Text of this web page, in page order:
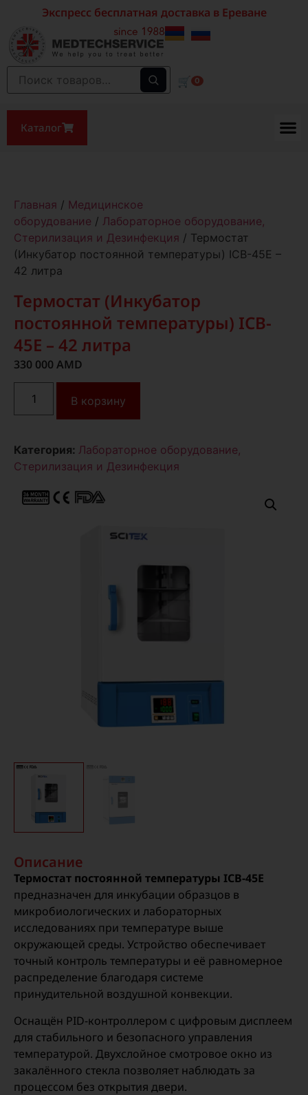
Экспресс бесплатная доставка в Ереване
🛒 0
Каталог
Главная / Медицинское
оборудование / Лабораторное оборудование,
Стерилизация и Дезинфекция / Термостат
(Инкубатор постоянной температуры) ICB-45E –
42 литра
Термостат (Инкубатор
постоянной температуры) ICB-
45E – 42 литра
330 000 AMD
В корзину
Категория: Лабораторное оборудование,
Стерилизация и Дезинфекция
Описание
Термостат постоянной температуры ICB-45E
предназначен для инкубации образцов в
микробиологических и лабораторных
исследованиях при температуре выше
окружающей среды. Устройство обеспечивает
точный контроль температуры и её равномерное
распределение благодаря системе
принудительной воздушной конвекции.
Оснащён PID-контроллером с цифровым дисплеем
для стабильного и безопасного управления
температурой. Двухслойное смотровое окно из
закалённого стекла позволяет наблюдать за
процессом без открытия двери.